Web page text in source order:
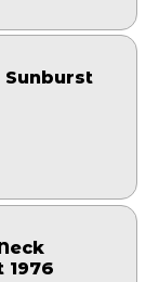
Sunburst
1976